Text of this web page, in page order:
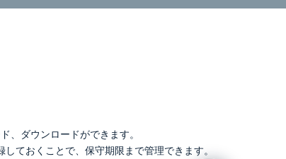
、ダウンロードができます。
ておくことで、保守期限まで管理できます。